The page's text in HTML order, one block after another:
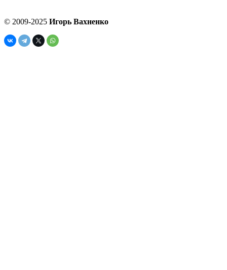
© 2009-2025 Игорь Вахненко